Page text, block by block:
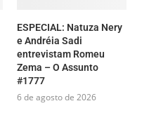
ESPECIAL: Natuza Nery
e Andréia Sadi
entrevistam Romeu
Zema – O Assunto
#1777
6 de agosto de 2026